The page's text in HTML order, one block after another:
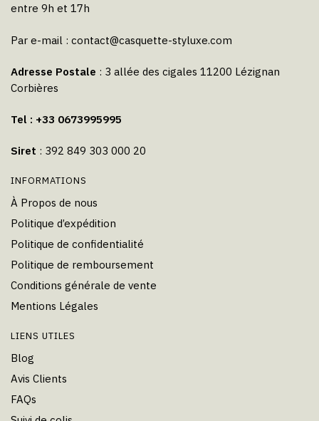
entre 9h et 17h
Par e-mail : contact@casquette-styluxe.com
Adresse Postale : 3 allée des cigales 11200 Lézignan
Corbières
Tel : +33 0673995995
Siret : 392 849 303 000 20
INFORMATIONS
À Propos de nous
Politique d’expédition
Politique de confidentialité
Politique de remboursement
Conditions générale de vente
Mentions Légales
LIENS UTILES
Blog
Avis Clients
FAQs